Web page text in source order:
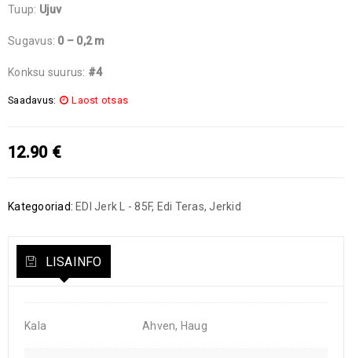
Tuup: Ujuv
Sugavus: 0 – 0,2 m
Konksu suurus: #4
Saadavus: Laost otsas
12.90 €
Kategooriad: EDI Jerk L - 85F, Edi Teras,Jerkid
LISAINFO
Kala Ahven, Haug